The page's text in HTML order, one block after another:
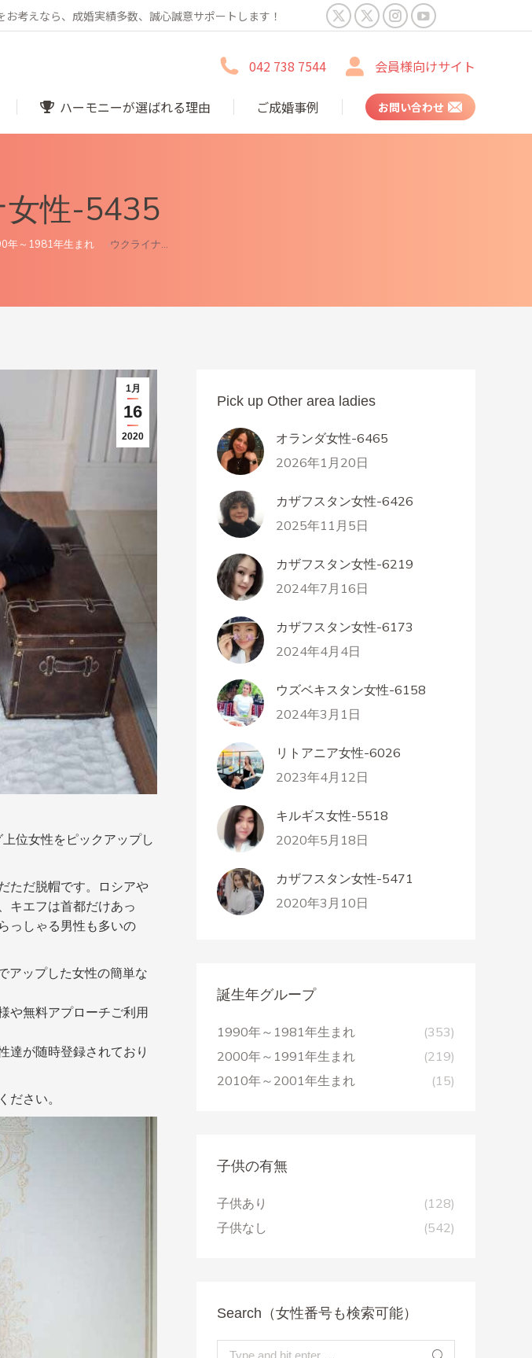
考えなら、成婚実績多数、誠心誠意サポートします！
X
opens
in
X
opens
in
Instagram
opens
in
YouTube
in
042 738 7544 会員様向けサイト
ハーモニーが選ばれる理由 ご成婚事例 お問い合わせ
女性-5435
年～1981年生まれ ウクライナ…
1月
16
2020
位女性をピックアップし
ただ脱帽です。ロシアや
キエフは首都だけあっ
っしゃる男性も多いの
アップした女性の簡単な
や無料アプローチご利用
達が随時登録されており
ださい。
Pick up Other area ladies
オランダ女性-6465
2026年1月20日
カザフスタン女性-6426
2025年11月5日
カザフスタン女性-6219
2024年7月16日
カザフスタン女性-6173
2024年4月4日
ウズベキスタン女性-6158
2024年3月1日
リトアニア女性-6026
2023年4月12日
キルギス女性-5518
2020年5月18日
カザフスタン女性-5471
2020年3月10日
誕生年グループ
1990年～1981年生まれ
(353)
2000年～1991年生まれ
(219)
2010年～2001年生まれ
(15)
子供の有無
子供あり
(128)
子供なし
(542)
Search（女性番号も検索可能）
Search: